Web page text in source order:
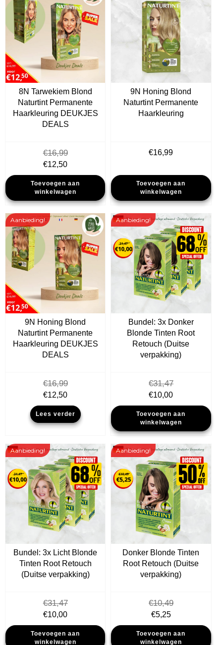
8N Tarwekiem Blond
Naturtint Permanente
Haarkleuring DEUKJES
DEALS
€16,99
Oorspronkelijke
prijs
was:
€16,99.
€12,50Huidige
prijs
is:
€12,50.
Toevoegen aan
winkelwagen
9N Honing Blond
Naturtint Permanente
Haarkleuring
€16,99
Toevoegen aan
winkelwagen
9N Honing Blond
Naturtint Permanente
Haarkleuring DEUKJES
DEALS
€16,99
Oorspronkelijke
prijs
was:
€16,99.
€12,50Huidige
prijs
is:
€12,50.
Lees verder
Aanbieding!
Bundel: 3x Donker
Blonde Tinten Root
Retouch (Duitse
verpakking)
€31,47
Oorspronkelijke
prijs
was:
€31,47.
€10,00Huidige
prijs
is:
€10,00.
Toevoegen aan
winkelwagen
Aanbieding!
Bundel: 3x Licht Blonde
Tinten Root Retouch
(Duitse verpakking)
€31,47
Oorspronkelijke
prijs
was:
€10,00Huidige
prijs
is:
Toevoegen aan
winkelwagen
Aanbieding!
Donker Blonde Tinten
Root Retouch (Duitse
verpakking)
€10,49
Oorspronkelijke
prijs
was:
€5,25Huidige
prijs
is:
Toevoegen aan
winkelwagen
Aanbieding!